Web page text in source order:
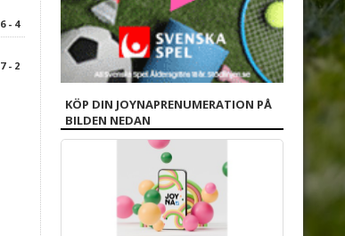
6 - 4
7 - 2
KÖP DIN JOYNAPRENUMERATION PÅ
BILDEN NEDAN